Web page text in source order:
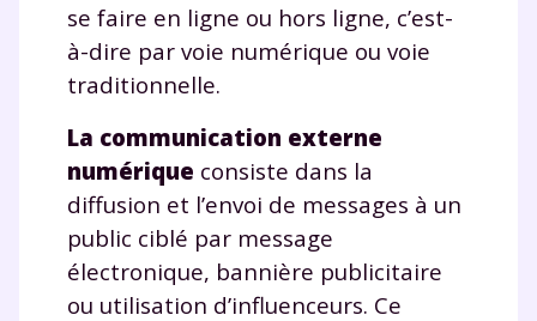
se faire en ligne ou hors ligne, c’est-
à-dire par voie numérique ou voie
traditionnelle.
La communication externe
numérique consiste dans la
diffusion et l’envoi de messages à un
public ciblé par message
électronique, bannière publicitaire
ou utilisation d’influenceurs. Ce